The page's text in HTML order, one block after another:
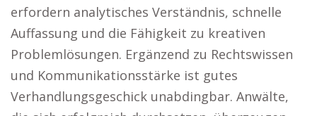
erfordern analytisches Verständnis, schnelle
Auffassung und die Fähigkeit zu kreativen
Problemlösungen. Ergänzend zu Rechtswissen
und Kommunikationsstärke ist gutes
Verhandlungsgeschick unabdingbar. Anwälte,